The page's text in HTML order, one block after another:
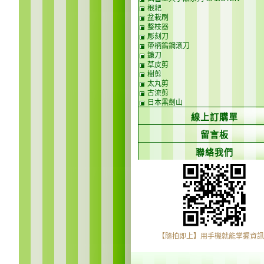
根耙
盆栽刷
整枝器
彫刻刀
帶柄鎢鋼滾刀
鐮刀
草皮剪
樹剪
太丸剪
古流剪
日本黑劍山
線上訂購單
留言板
聯絡我們
【隨拍即上】用手機就能掌握資